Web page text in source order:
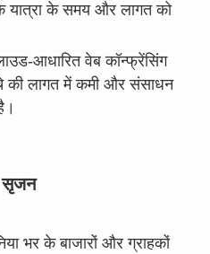
यात्रा के समय और लागत को
आधारित वेब कॉन्फ्रेंसिंग
की लागत में कमी और संसाधन
सृजन
भर के बाजारों और ग्राहकों